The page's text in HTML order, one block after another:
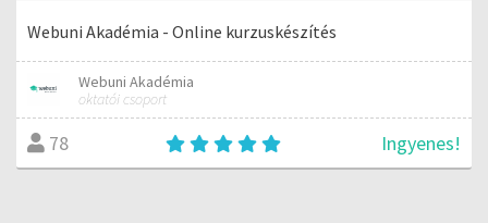
Webuni Akadémia - Online kurzuskészítés
Webuni Akadémia
oktatói csoport
78 Ingyenes!